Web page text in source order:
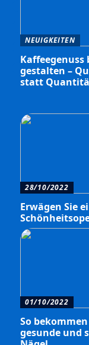
NEUIGKEITEN
Kaffeegenuss
gestalten –
statt
28/10/2022
Erwägen Sie
01/10/2022
So bekommen
gesunde und